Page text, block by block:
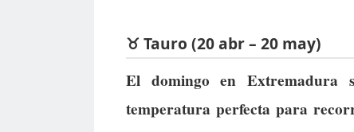
♉ Tauro (20 abr – 20 may)
El domingo en Extremadura
temperatura perfecta para